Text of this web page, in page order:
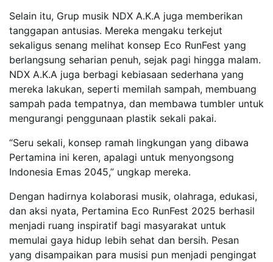
Selain itu, Grup musik NDX A.K.A juga memberikan
tanggapan antusias. Mereka mengaku terkejut
sekaligus senang melihat konsep Eco RunFest yang
berlangsung seharian penuh, sejak pagi hingga malam.
NDX A.K.A juga berbagi kebiasaan sederhana yang
mereka lakukan, seperti memilah sampah, membuang
sampah pada tempatnya, dan membawa tumbler untuk
mengurangi penggunaan plastik sekali pakai.
“Seru sekali, konsep ramah lingkungan yang dibawa
Pertamina ini keren, apalagi untuk menyongsong
Indonesia Emas 2045,” ungkap mereka.
Dengan hadirnya kolaborasi musik, olahraga, edukasi,
dan aksi nyata, Pertamina Eco RunFest 2025 berhasil
menjadi ruang inspiratif bagi masyarakat untuk
memulai gaya hidup lebih sehat dan bersih. Pesan
yang disampaikan para musisi pun menjadi pengingat